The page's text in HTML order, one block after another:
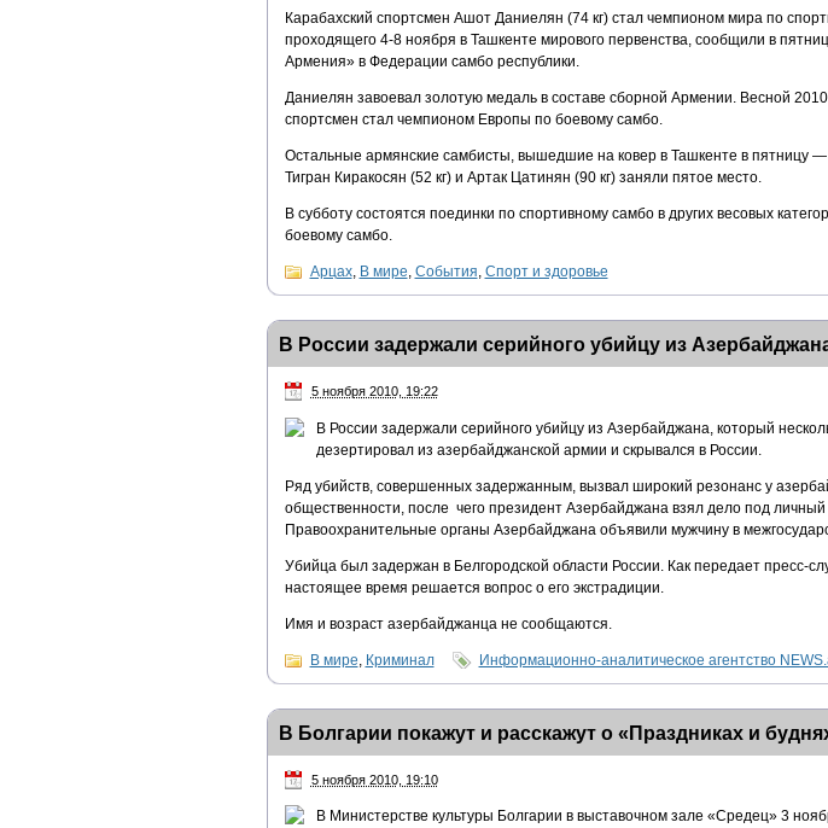
Карабахский спортсмен Ашот Даниелян (74 кг) стал чемпионом мира по
проходящего 4-8 ноября в Ташкенте мирового первенства, сообщили в
Армения» в Федерации самбо республики.
Даниелян завоевал золотую медаль в составе сборной Армении. Весной 2010
спортсмен стал чемпионом Европы по боевому самбо.
Остальные армянские самбисты, вышедшие на ковер в Ташкенте в пятницу —
Тигран Киракосян (52 кг) и Артак Цатинян (90 кг) заняли пятое место.
В субботу состоятся поединки по спортивному самбо в других весовых
боевому самбо.
Арцах, В мире, События, Спорт и здоровье
В России задержали серийного убийцу из
5 ноября 2010, 19:22
В России задержали серийного убийцу из Азербайджана, который
дезертировал из азербайджанской армии и скрывался в России.
Ряд убийств, совершенных задержанным, вызвал широкий резонанс у
общественности, после чего президент Азербайджана взял дело под личный
Правоохранительные органы Азербайджана объявили мужчину в
Убийца был задержан в Белгородской области России. Как передает пресс-
настоящее время решается вопрос о его экстрадиции.
Имя и возраст азербайджанца не сообщаются.
В мире Криминал Информационно-аналитическое агентство
В Болгарии покажут и расскажут о «Праздниках и
5 ноября 2010, 19:10
В Министерстве культуры Болгарии в выставочном зале «Средец» 3